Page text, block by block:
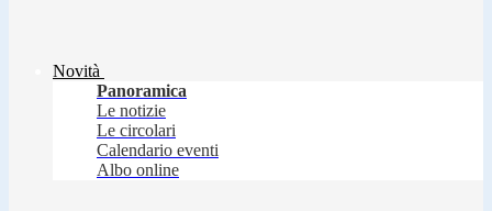
Novità
Panoramica
Le notizie
Le circolari
Calendario eventi
Albo online